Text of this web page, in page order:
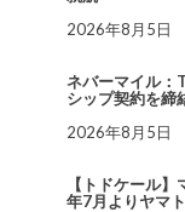
2026年8月5日
ネバーマイル：
シップ契約を締
2026年8月5日
【トドケール
年7月よりヤマ